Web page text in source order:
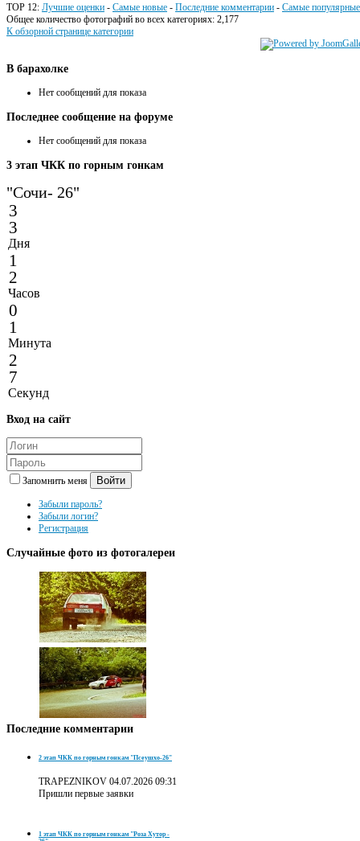
TOP 12: Лучшие оценки - Самые новые - Последние комментарии - Самые популярные
Общее количество фотографий во всех категориях: 2,177
К обзорной странице категории
В барахолке
Нет сообщений для показа
Последнее сообщение на форуме
Нет сообщений для показа
3 этап ЧКК по горным гонкам
"Сочи- 26"
3
3
Дня
1
2
Часов
0
1
Минута
2
7
Секунд
Вход на сайт
Запомнить меня Войти
Забыли пароль?
Забыли логин?
Регистрация
Случайные фото из фотогалереи
Последние комментарии
2 этап ЧКК по горным гонкам "Псеушхо-26"
TRAPEZNIKOV 04.07.2026 09:31
Пришли первые заявки
1 этап ЧКК по горным гонкам "Роза Хутор -